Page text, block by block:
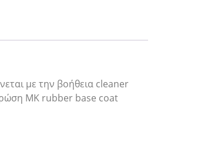
με την βοήθεια cleaner
ΜΚ rubber base coat